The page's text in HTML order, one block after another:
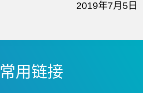
2019年7月5日
常用链接